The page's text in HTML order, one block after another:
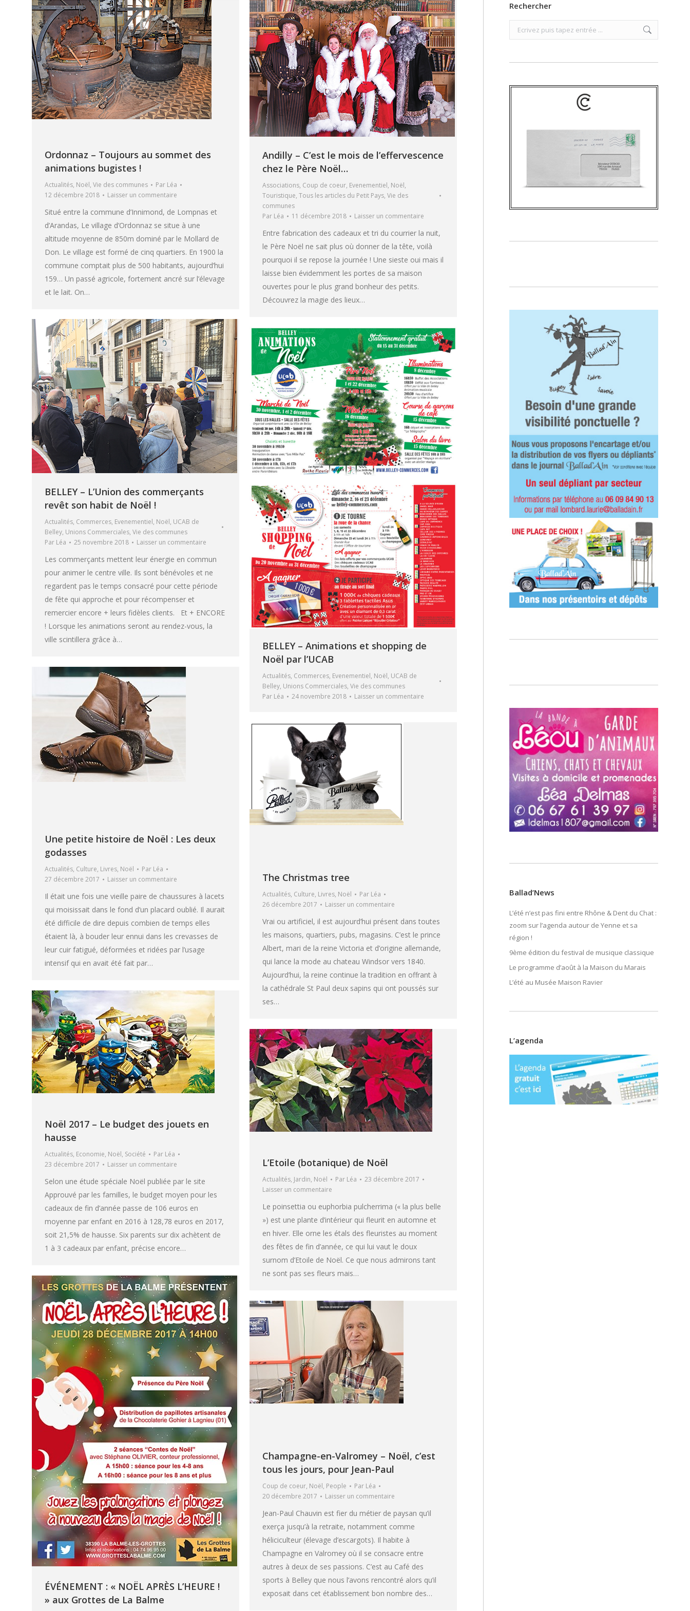
Ordonnaz – Toujours au sommet des
animations bugistes !
Actualités, Noël, Vie des communes Par Léa
12 décembre 2018
Laisser un commentaire
Situé entre la commune d’Innimond, de Lompnas et
d’Arandas, Le village d’Ordonnaz se situe à une
altitude moyenne de 850m dominé par le Mollard de
Don. Le village est formé de cinq quartiers. En 1900 la
commune comptait plus de 500 habitants, aujourd’hui
159… Un passé agricole, fortement ancré sur l’élevage
et le lait. On…
Andilly – C’est le mois de l’effervescence
chez le Père Noël…
Associations, Coup de coeur, Evenementiel, Noël,
Touristique, Tous les articles du Petit Pays, Vie des
communes
Par Léa 11 décembre 2018 Laisser un commentaire
Entre fabrication des cadeaux et tri du courrier la nuit,
le Père Noël ne sait plus où donner de la tête, voilà
pourquoi il se repose la journée ! Une sieste oui mais il
laisse bien évidemment les portes de sa maison
ouvertes pour le plus grand bonheur des petits.
Découvrez la magie des lieux…
BELLEY – L’Union des commerçants
revêt son habit de Noël !
Actualités, Commerces, Evenementiel, Noël, UCAB de
Belley, Unions Commerciales, Vie des communes
Par Léa 25 novembre 2018 Laisser un commentaire
Les commerçants mettent leur énergie en commun
pour animer le centre ville. Ils sont bénévoles et ne
regardent pas le temps consacré pour cette période
de fête qui approche et pour récompenser et
remercier encore + leurs fidèles clients. Et + ENCORE
! Lorsque les animations seront au rendez-vous, la
ville scintillera grâce à…
BELLEY – Animations et shopping de
Noël par l’UCAB
Actualités, Commerces, Evenementiel, Noël, UCAB de
Belley, Unions Commerciales, Vie des communes
Par Léa 24 novembre 2018 Laisser un commentaire
Une petite histoire de Noël : Les deux
godasses
Actualités, Culture, Livres, Noël Par Léa
27 décembre 2017
Laisser un commentaire
Il était une fois une vieille paire de chaussures à lacets
qui moisissait dans le fond d’un placard oublié. Il aurait
été difficile de dire depuis combien de temps elles
étaient là, à bouder leur ennui dans les crevasses de
leur cuir fatigué, déformées et ridées par l’usage
intensif qui en avait été fait par…
The Christmas tree
Actualités, Culture, Livres, Noël Par Léa
26 décembre 2017
Laisser un commentaire
Vrai ou artificiel, il est aujourd’hui présent dans toutes
les maisons, quartiers, pubs, magasins. C’est le prince
Albert, mari de la reine Victoria et d’origine allemande,
qui lance la mode au chateau Windsor vers 1840.
Aujourd’hui, la reine continue la tradition en offrant à
la cathédrale St Paul deux sapins qui ont poussés sur
ses…
Noël 2017 – Le budget des jouets en
hausse
Actualités, Economie, Noël, Société Par Léa
23 décembre 2017
Laisser un commentaire
Selon une étude spéciale Noël publiée par le site
Approuvé par les familles, le budget moyen pour les
cadeaux de fin d’année passe de 106 euros en
moyenne par enfant en 2016 à 128,78 euros en 2017,
soit 21,5% de hausse. Six parents sur dix achètent de
1 à 3 cadeaux par enfant, précise encore…
L’Etoile (botanique) de Noël
Actualités, Jardin, Noël Par Léa
23 décembre 2017
Laisser un commentaire
Le poinsettia ou euphorbia pulcherrima (« la plus belle
») est une plante d’intérieur qui fleurit en automne et
en hiver. Elle orne les étals des fleuristes au moment
des fêtes de fin d’année, ce qui lui vaut le doux
surnom d’Etoile de Noël. Ce que nous admirons tant
ne sont pas ses fleurs mais…
ÉVÉNEMENT : « NOËL APRÈS L’HEURE !
» aux Grottes de La Balme
Champagne-en-Valromey – Noël, c’est
tous les jours, pour Jean-Paul
Coup de coeur, Noël, People Par Léa
20 décembre 2017
Laisser un commentaire
Jean-Paul Chauvin est fier du métier de paysan qu’il
exerça jusqu’à la retraite, notamment comme
héliciculteur (élevage d’escargots). Il habite à
Champagne en Valromey où il se consacre entre
autres à deux de ses passions. C’est au Café des
sports à Belley que nous l’avons rencontré alors qu’il
exposait dans cet établissement bon nombre des…
Rechercher
Search:
Ballad’News
L’été n’est pas fini entre Rhône & Dent du Chat :
zoom sur l’agenda autour de Yenne et sa
région !
9ème édition du festival de musique classique
Le programme d’août à la Maison du Marais
L’été au Musée Maison Ravier
L’agenda